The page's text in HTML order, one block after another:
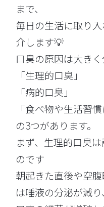
まで、
毎日の生活に取り
介します💡
口臭の原因は大き
「生理的口臭」
「病的口臭」
「食べ物や生活習
の3つがあります。
まず、生理的口臭
のです
朝起きた直後や空
は唾液の分泌が減り、